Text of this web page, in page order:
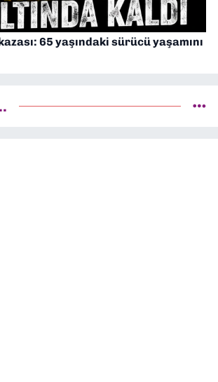
65 yaşındaki sürücü yaşamını